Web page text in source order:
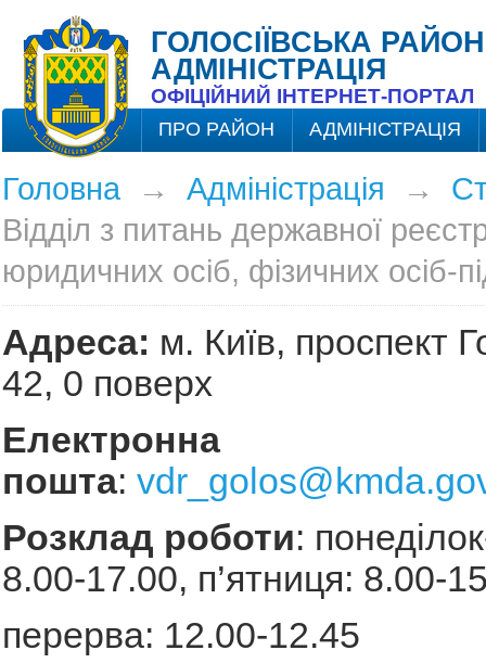
ГОЛОСІЇВСЬКА
АДМІНІСТРАЦІЯ
ОФІЦІЙНИЙ ІНТЕРНЕТ-ПОРТАЛ
ПРО РАЙОН АДМІНІСТРАЦІЯ
Головна→ Адміністрація →
Відділ з питань державної
юридичних осіб, фізичних осіб-
Адреса: м. Київ, проспект
42, 0 поверх
Електронна
пошта:
Розклад роботи:
8.00-17.00, п’ятниця: 8.00-
перерва: 12.00-12.45